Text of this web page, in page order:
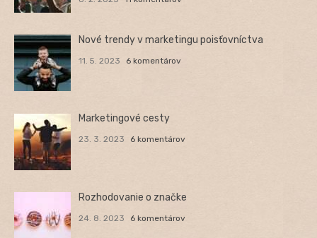
Nové trendy v marketingu poisťovníctva
11. 5. 2023 6 komentárov
Marketingové cesty
23. 3. 2023 6 komentárov
Rozhodovanie o značke
24. 8. 2023 6 komentárov